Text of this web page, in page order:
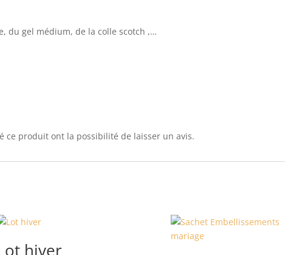
du gel médium, de la colle scotch ,…
ce produit ont la possibilité de laisser un avis.
hiver